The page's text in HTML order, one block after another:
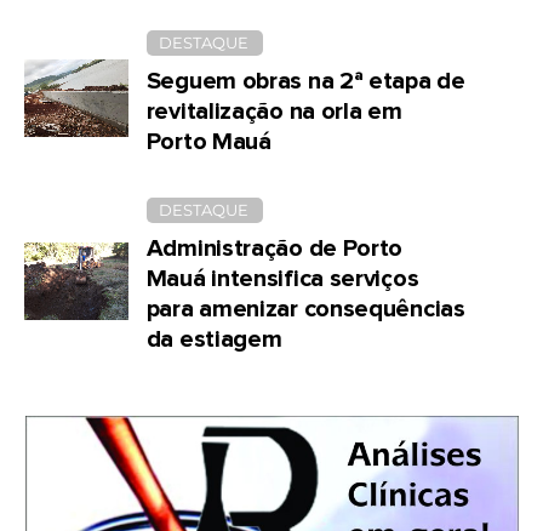
DESTAQUE
Seguem obras na 2ª etapa de
revitalização na orla em
Porto Mauá
DESTAQUE
Administração de Porto
Mauá intensifica serviços
para amenizar consequências
da estiagem